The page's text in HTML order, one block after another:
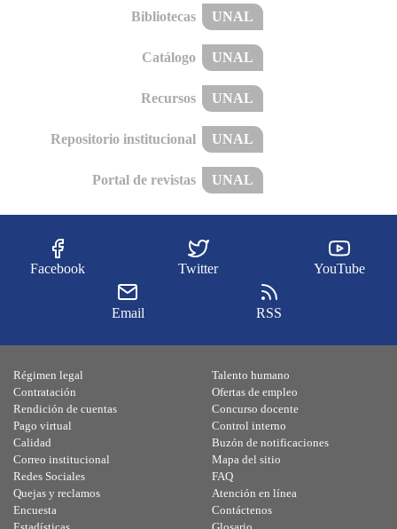
Bibliotecas UNAL
Catálogo UNAL
Recursos UNAL
Repositorio institucional UNAL
Portal de revistas UNAL
Facebook Twitter YouTube
Email RSS
Régimen legal
Contratación
Rendición de cuentas
Pago virtual
Calidad
Talento humano
Ofertas de empleo
Concurso docente
Control interno
Buzón de notificaciones
Correo institucional
Redes Sociales
Quejas y reclamos
Encuesta
Mapa del sitio
FAQ
Atención en línea
Contáctenos